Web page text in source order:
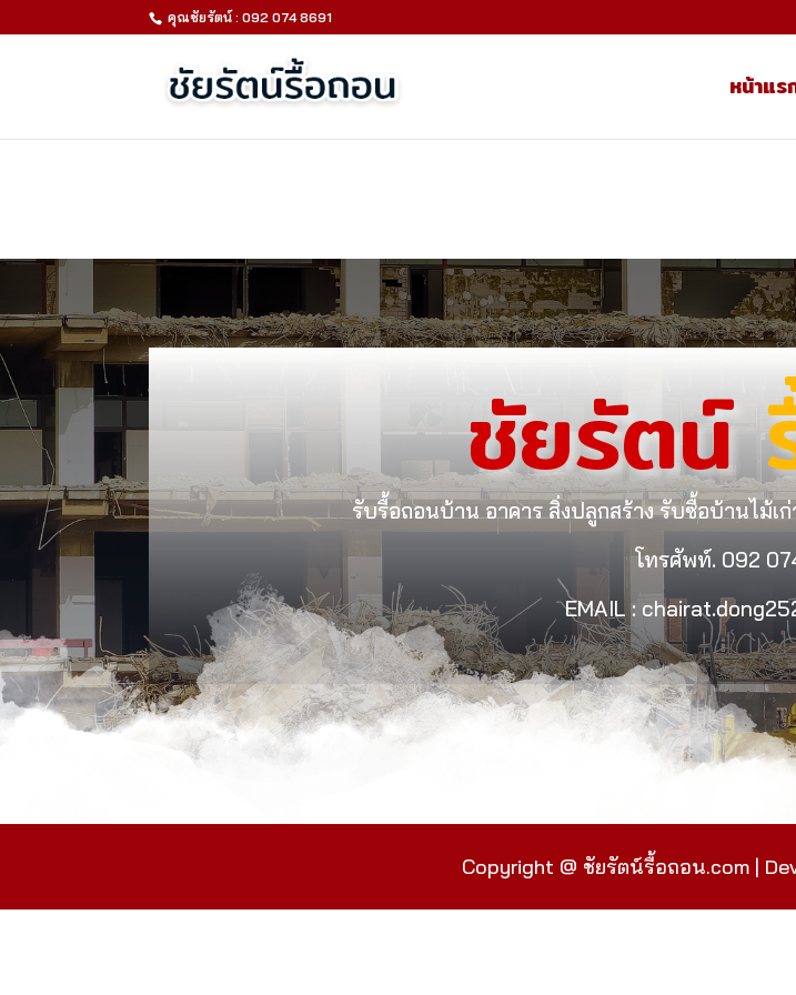
คุณชัยรัตน์ : 092 074 8691
หน้าแร
ชัยรัตน์
รับรื้อถอนบ้าน อาคาร สิ่งปลูกสร้าง รับซื้อบ้านไม้เ
โทรศัพท์. 092
EMAIL :
Copyright @ ชัยรัตน์รื้อถอน.com |